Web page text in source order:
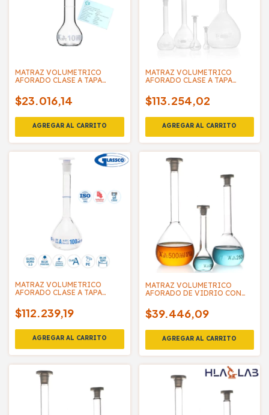
MATRAZ VOLUMETRICO
AFORADO CLASE A TAPA
LOTE - HDA
$23.016,14
MATRAZ VOLUMETRICO
AFORADO CLASE A TAPA
LOTE - SCHOTT
$113.254,02
MATRAZ VOLUMETRICO
AFORADO CLASE A TAPA
INDIVIDUAL - GLASSCO
$112.239,19
MATRAZ VOLUMETRICO
AFORADO DE VIDRIO CON
$39.446,09